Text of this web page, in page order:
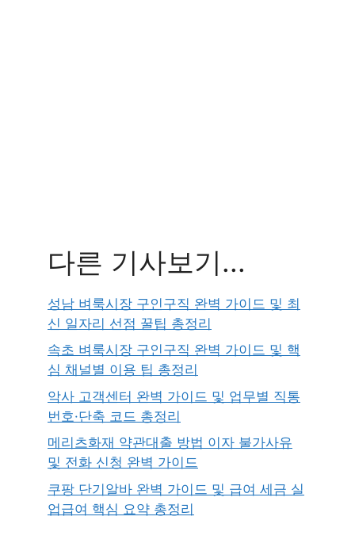
다른 기사보기...
성남 벼룩시장 구인구직 완벽 가이드 및 최
신 일자리 선점 꿀팁 총정리
속초 벼룩시장 구인구직 완벽 가이드 및 핵
심 채널별 이용 팁 총정리
악사 고객센터 완벽 가이드 및 업무별 직통
번호·단축 코드 총정리
메리츠화재 약관대출 방법 이자 불가사유
및 전화 신청 완벽 가이드
쿠팡 단기알바 완벽 가이드 및 급여 세금 실
업급여 핵심 요약 총정리